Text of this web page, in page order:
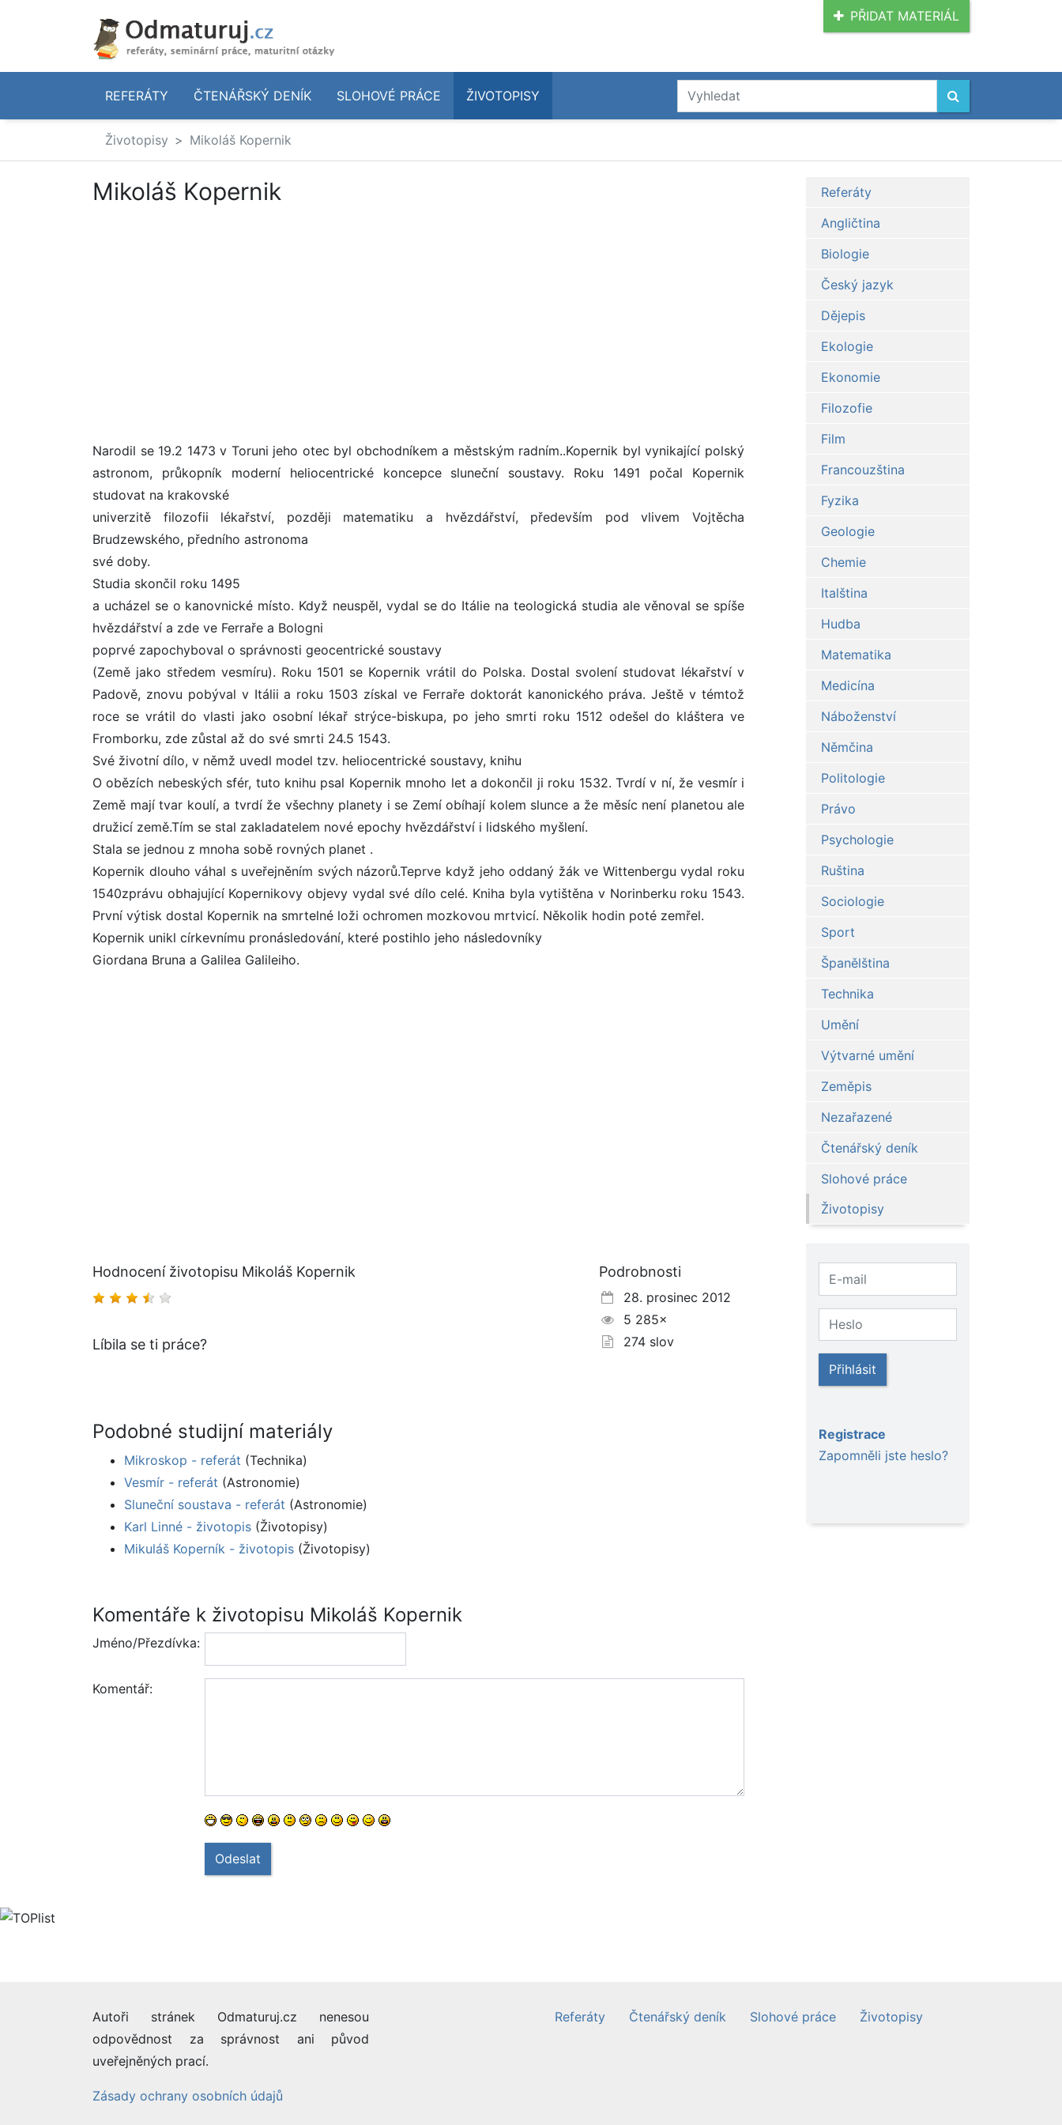
PŘIDAT MATERIÁL
REFERÁTY ČTENÁŘSKÝ DENÍK SLOHOVÉ PRÁCE ŽIVOTOPISY
Životopisy Mikoláš Kopernik
Mikoláš Kopernik
Narodil se 19.2 1473 v Toruni jeho otec byl obchodníkem a městským radním..Kopernik byl vynikající polský
astronom, průkopník moderní heliocentrické koncepce sluneční soustavy. Roku 1491 počal Kopernik
studovat na krakovské
univerzitě filozofii lékařství, později matematiku a hvězdářství, především pod vlivem Vojtěcha
Brudzewského, předního astronoma
své doby.
Studia skončil roku 1495
a ucházel se o kanovnické místo. Když neuspěl, vydal se do Itálie na teologická studia ale věnoval se spíše
hvězdářství a zde ve Ferraře a Bologni
poprvé zapochyboval o správnosti geocentrické soustavy
(Země jako středem vesmíru). Roku 1501 se Kopernik vrátil do Polska. Dostal svolení studovat lékařství v
Padově, znovu pobýval v Itálii a roku 1503 získal ve Ferraře doktorát kanonického práva. Ještě v témtož
roce se vrátil do vlasti jako osobní lékař strýce-biskupa, po jeho smrti roku 1512 odešel do kláštera ve
Fromborku, zde zůstal až do své smrti 24.5 1543.
Své životní dílo, v němž uvedl model tzv. heliocentrické soustavy, knihu
O obězích nebeských sfér, tuto knihu psal Kopernik mnoho let a dokončil ji roku 1532. Tvrdí v ní, že vesmír i
Země mají tvar koulí, a tvrdí že všechny planety i se Zemí obíhají kolem slunce a že měsíc není planetou ale
družicí země.Tím se stal zakladatelem nové epochy hvězdářství i lidského myšlení.
Stala se jednou z mnoha sobě rovných planet .
Kopernik dlouho váhal s uveřejněním svých názorů.Teprve když jeho oddaný žák ve Wittenbergu vydal roku
1540zprávu obhajující Kopernikovy objevy vydal své dílo celé. Kniha byla vytištěna v Norinberku roku 1543.
První výtisk dostal Kopernik na smrtelné loži ochromen mozkovou mrtvicí. Několik hodin poté zemřel.
Kopernik unikl církevnímu pronásledování, které postihlo jeho následovníky
Giordana Bruna a Galilea Galileiho.
Hodnocení životopisu Mikoláš Kopernik
Líbila se ti práce?
Podrobnosti
28. prosinec 2012
5 285×
274 slov
Podobné studijní materiály
Mikroskop - referát (Technika)
Vesmír - referát (Astronomie)
Sluneční soustava - referát (Astronomie)
Karl Linné - životopis (Životopisy)
Mikuláš Koperník - životopis (Životopisy)
Komentáře k životopisu Mikoláš Kopernik
Jméno/Přezdívka:
Komentář:
Odeslat
Referáty
Angličtina
Biologie
Český jazyk
Dějepis
Ekologie
Ekonomie
Filozofie
Film
Francouzština
Fyzika
Geologie
Chemie
Italština
Hudba
Matematika
Medicína
Náboženství
Němčina
Politologie
Právo
Psychologie
Ruština
Sociologie
Sport
Španělština
Technika
Umění
Výtvarné umění
Zeměpis
Nezařazené
Čtenářský deník
Slohové práce
Životopisy
Přihlásit
Registrace
Zapomněli jste heslo?
Autoři stránek Odmaturuj.cz nenesou
odpovědnost za správnost ani původ
uveřejněných prací.
Zásady ochrany osobních údajů
Referáty Čtenářský deník Slohové práce Životopisy